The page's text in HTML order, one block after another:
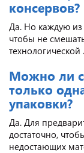
консервов?
Да. Но каждую из
чтобы не
технологической
Можно ли
только
упаковки?
Да. Для
достаточно,
недостающих